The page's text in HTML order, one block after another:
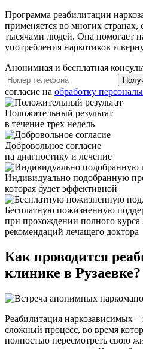
Программа реабилитации
применяется во многих странах,
тысячами людей. Она помогает
употребления наркотиков и
Анонимная и бесплатная
согласие на обработку
Положительный результат
в течение трех недель
Добровольное согласие
на диагностику и лечение
Индивидуально подобранную
которая будет эффективной
Бесплатную пожизненную
при прохождении полного
рекомендаций лечащего доктора
Как проводится
клинике в Рузаевке?
Реабилитация наркозависимых
сложный процесс, во время
полностью пересмотреть свою